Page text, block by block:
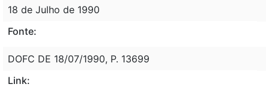
18 de Julho de 1990
Fonte:
DOFC DE 18/07/1990, P. 13699
Link: